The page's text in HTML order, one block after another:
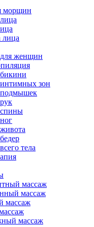
морщин
лица
для женщин
зон
подмышек
спины
тела
массаж
массаж
массаж
массаж